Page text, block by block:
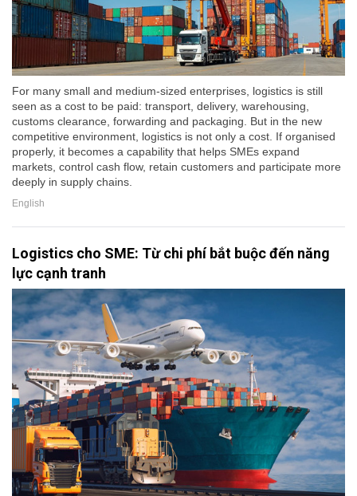
For many small and medium-sized enterprises, logistics is still
seen as a cost to be paid: transport, delivery, warehousing,
customs clearance, forwarding and packaging. But in the new
competitive environment, logistics is not only a cost. If organised
properly, it becomes a capability that helps SMEs expand
markets, control cash flow, retain customers and participate more
deeply in supply chains.
English
Logistics cho SME: Từ chi phí bắt buộc đến năng
lực cạnh tranh